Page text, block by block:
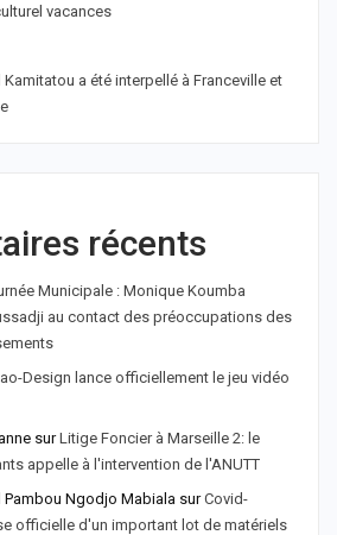
vacances
Kamitatou a été interpellé à Franceville et
récents
Municipale : Monique Koumba
au contact des préoccupations des
Design lance officiellement le jeu vidéo
surLitige Foncier à Marseille 2: le
appelle à l'intervention de l'ANUTT
Ngodjo Mabiala surCovid-
officielle d'un important lot de matériels